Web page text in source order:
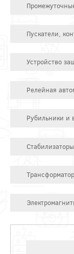
Пускатели,
Устройство
Релейная
Рубильники и